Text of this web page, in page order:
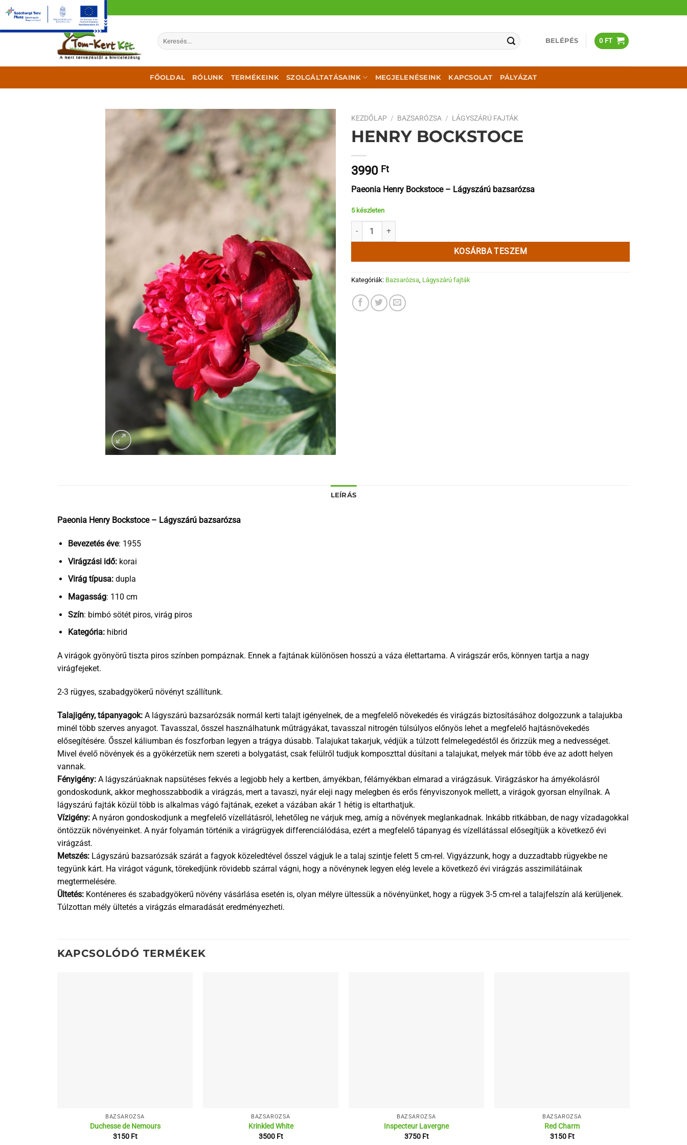
Skip
content
Keresés
a
BELÉPÉS 0 FT
FŐOLDAL RÓLUNK TERMÉKEINK SZOLGÁLTATÁSAINK MEGJELENÉSEINK KAPCSOLAT PÁLYÁZAT
KEZDŐLAP / BAZSARÓZSA / LÁGYSZÁRÚ FAJTÁK
HENRY BOCKSTOCE
3990 Ft
Paeonia Henry Bockstoce – Lágyszárú bazsarózsa
5 készleten
Henry Bockstoce mennyiség
KOSÁRBA TESZEM
Kategóriák: Bazsarózsa, Lágyszárú fajták
LEÍRÁS
Paeonia Henry Bockstoce – Lágyszárú bazsarózsa
Bevezetés éve: 1955
Virágzási idő:korai
Virág típusa:dupla
Magasság: 110 cm
Szín: bimbó sötét piros, virág piros
Kategória:hibrid
A virágok gyönyörű tiszta piros színben pompáznak. Ennek a fajtának különösen hosszú a váza élettartama. A virágszár erős, könnyen tartja a nagy
virágfejeket.
2-3 rügyes, szabadgyökerű növényt szállítunk.
Talajigény, tápanyagok: A lágyszárú bazsarózsák normál kerti talajt igényelnek, de a megfelelő növekedés és virágzás biztosításához dolgozzunk a talajukba
minél több szerves anyagot. Tavasszal, ősszel használhatunk műtrágyákat, tavasszal nitrogén túlsúlyos előnyös lehet a megfelelő hajtásnövekedés
elősegítésére. Ősszel káliumban és foszforban legyen a trágya dúsabb. Talajukat takarjuk, védjük a túlzott felmelegedéstől és őrizzük meg a nedvességet.
Mivel évelő növények és a gyökérzetük nem szereti a bolygatást, csak felülről tudjuk komposzttal dúsítani a talajukat, melyek már több éve az adott helyen
vannak.
Fényigény: A lágyszárúaknak napsütéses fekvés a legjobb hely a kertben, árnyékban, félárnyékban elmarad a virágzásuk. Virágzáskor ha árnyékolásról
gondoskodunk, akkor meghosszabbodik a virágzás, mert a tavaszi, nyár eleji nagy melegben és erős fényviszonyok mellett, a virágok gyorsan elnyílnak. A
lágyszárú fajták közül több is alkalmas vágó fajtának, ezeket a vázában akár 1 hétig is eltarthatjuk.
Vízigény: A nyáron gondoskodjunk a megfelelő vízellátásról, lehetőleg ne várjuk meg, amíg a növények meglankadnak. Inkább ritkábban, de nagy vízadagokkal
öntözzük növényeinket. A nyár folyamán történik a virágrügyek differenciálódása, ezért a megfelelő tápanyag és vízellátással elősegítjük a következő évi
virágzást.
Metszés: Lágyszárú bazsarózsák szárát a fagyok közeledtével ősszel vágjuk le a talaj szintje felett 5 cm-rel. Vigyázzunk, hogy a duzzadtabb rügyekbe ne
tegyünk kárt. Ha virágot vágunk, törekedjünk rövidebb szárral vágni, hogy a növénynek legyen elég levele a következő évi virágzás asszimilátáinak
megtermelésére.
Ültetés: Konténeres és szabadgyökerű növény vásárlása esetén is, olyan mélyre ültessük a növényünket, hogy a rügyek 3-5 cm-rel a talajfelszín alá kerüljenek.
Túlzottan mély ültetés a virágzás elmaradását eredményezheti.
KAPCSOLÓDÓ TERMÉKEK
BAZSARÓZSA
Duchesse de Nemours
3150 Ft
BAZSARÓZSA
Krinkled White
3500 Ft
BAZSARÓZSA
Inspecteur Lavergne
3750 Ft
BAZSARÓZSA
Red Charm
3150 Ft